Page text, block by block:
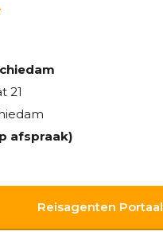
21
afspraak)
Reisagenten Portaal